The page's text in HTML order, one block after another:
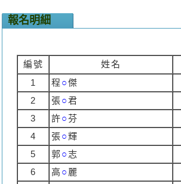
報名明細
編號 姓名
1
程 ○傑
2 張○君
3 許○芬
4 張○輝
5 郭○志
6 高 ○ 麗